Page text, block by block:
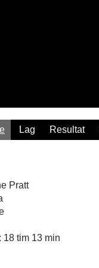
Lag Resultat
Pratt
18 tim 13 min